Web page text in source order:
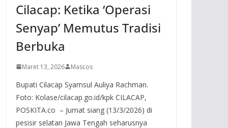
Cilacap: Ketika ‘Operasi
Senyap’ Memutus Tradisi
Berbuka
Maret 13, 2026 Mascos
Bupati Cilacap Syamsul Auliya Rachman.
Foto: Kolase/cilacap.go.id/kpk CILACAP,
POSKITA.co – Jumat siang (13/3/2026) di
pesisir selatan Jawa Tengah seharusnya